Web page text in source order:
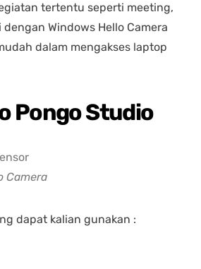
tertentu seperti meeting,
Windows Hello Camera
dalam mengakses laptop
Pongo Studio
Camera
dapat kalian gunakan :